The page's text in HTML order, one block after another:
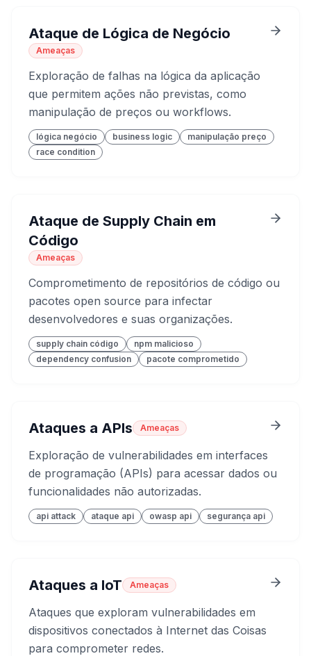
Ataque de Lógica de Negócio
Ameaças
Exploração de falhas na lógica da aplicação
que permitem ações não previstas, como
manipulação de preços ou workflows.
lógica negócio business logic
manipulação preço
race condition
Ataque de Supply Chain em
Código
Ameaças
Comprometimento de repositórios de código ou
pacotes open source para infectar
desenvolvedores e suas organizações.
supply chain código
npm malicioso
dependency confusion
pacote comprometido
Ataques a APIs Ameaças
Exploração de vulnerabilidades em interfaces
de programação (APIs) para acessar dados ou
funcionalidades não autorizadas.
api attack ataque api owasp api segurança api
Ataques a IoT Ameaças
Ataques que exploram vulnerabilidades em
dispositivos conectados à Internet das Coisas
para comprometer redes.